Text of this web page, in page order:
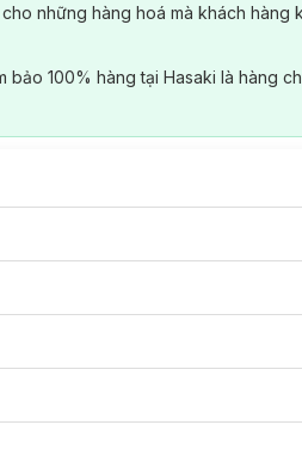
những hàng hoá mà khách hàng
100% hàng tại Hasaki là hàng